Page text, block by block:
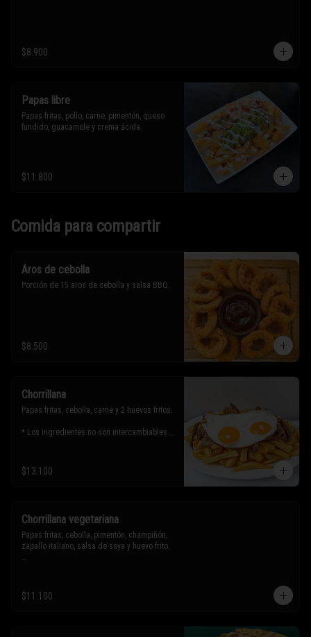
$8.900
Papas libre
Papas fritas, pollo, carne, pimentón, queso
fundido, guacamole y crema ácida.
$11.800
Comida para compartir
Aros de cebolla
Porción de 15 aros de cebolla y salsa BBQ.
$8.500
Chorrillana
Papas fritas, cebolla, carne y 2 huevos fritos.
* Los ingredientes no son intercambiables.
$13.100
Chorrillana vegetariana
Papas fritas, cebolla, pimentón, champiñón,
zapallo italiano, salsa de soya y huevo frito.
Sólo puedes solicitar eliminar un
ingrediente.
$11.100